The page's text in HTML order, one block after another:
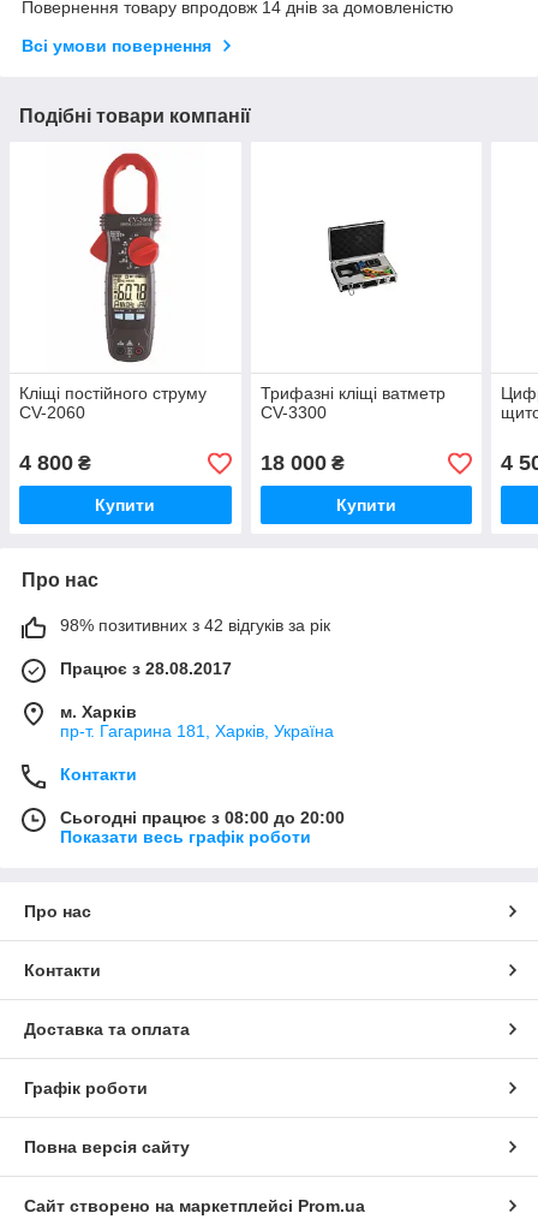
Повернення товару впродовж 14 днів за домовленістю
Всі умови повернення
Подібні товари компанії
Кліщі постійного струму
CV-2060
4 800 ₴
Купити
Трифазні кліщі ватметр
CV-3300
18 000₴
Купити
4
Про нас
98% позитивних з 42 відгуків за рік
Працює з 28.08.2017
м. Харків
пр-т. Гагарина 181, Харків, Україна
Контакти
Сьогодні працює з 08:00 до 20:00
Показати весь графік роботи
Про нас
Контакти
Доставка та оплата
Графік роботи
Повна версія сайту
Сайт створено на маркетплейсі Prom.ua